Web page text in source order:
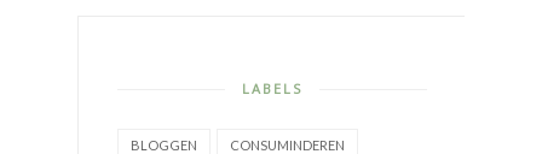
LABELS
BLOGGEN CONSUMINDEREN